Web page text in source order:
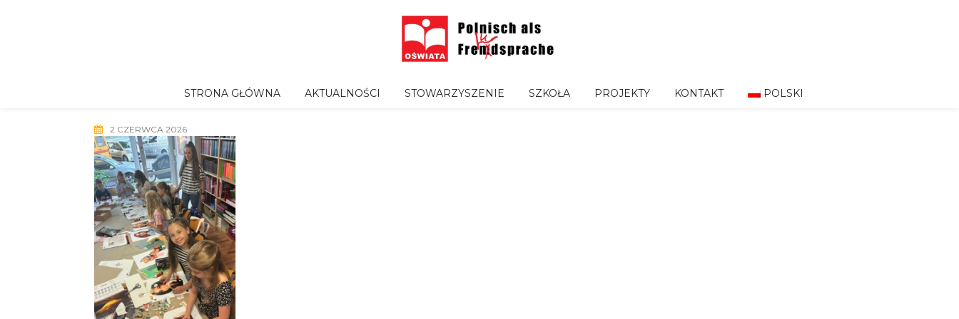
STRONA GŁÓWNA AKTUALNOŚCI STOWARZYSZENIE SZKOŁA PROJEKTY KONTAKT POLSKI
2 CZERWCA 2026